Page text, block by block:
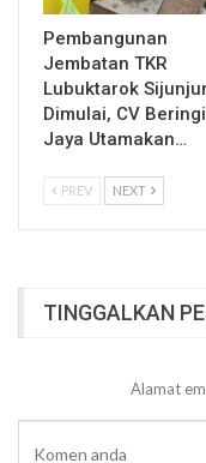
Pembangunan
Jembatan TKR
Lubuktarok
Dimulai, CV
Jaya Utamakan…
PREV NEXT
TINGGALKAN
Alamat